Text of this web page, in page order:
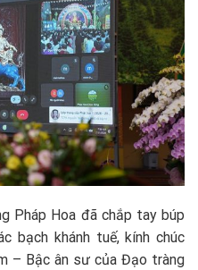
Pháp Hoa đã chắp tay búp
bạch khánh tuế, kính chúc
– Bậc ân sư của Đạo tràng